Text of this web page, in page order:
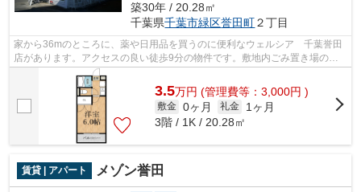
築30年 / 20.28㎡
千葉県千葉市緑区誉田町２丁目
家から36mのところに、薬や日用品を買うのに便利なウェルシア 千葉誉田
店があります。アクセスの良い徒歩9分の物件です。敷地内ごみ置き場のあ
る物件なので、ゴミ出しが楽です。今や...
3.5万円 (管理費等：3,000円 )
敷金 0ヶ月 礼金
1ヶ月
3階 / 1K / 20.28㎡
賃貸 | アパート メゾン誉田